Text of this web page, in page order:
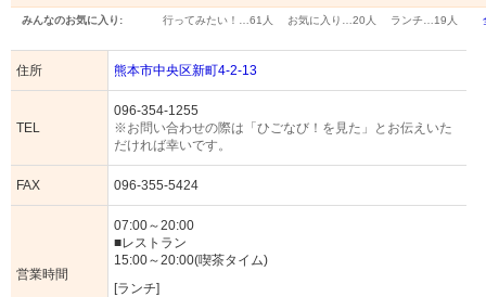
みんなのお気に入り: 行ってみたい！… 61人 お気に入り… 20人 ランチ… 19人
住所 熊本市中央区新町4-2-13
TEL
096-354-1255
※お問い合わせの際は「ひごなび！を見た」とお伝えいた
だければ幸いです。
FAX 096-355-5424
営業時間
07:00～20:00
■レストラン
15:00～20:00(喫茶タイム)
[ランチ]